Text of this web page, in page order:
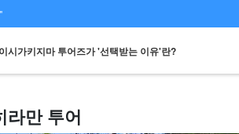
이시가키지마 투어즈가 '선택받는 이유'란?
라만 투어